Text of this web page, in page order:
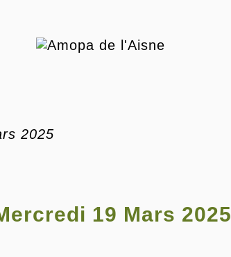
2025
19 Mars 2025